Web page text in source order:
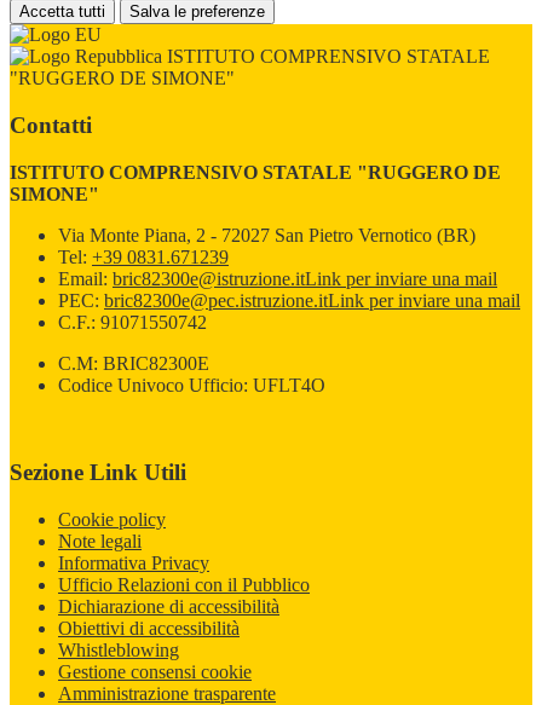
Accetta tutti Salva le preferenze
ISTITUTO COMPRENSIVO STATALE
"RUGGERO DE SIMONE"
Contatti
ISTITUTO COMPRENSIVO STATALE "RUGGERO DE
SIMONE"
Via Monte Piana, 2 - 72027 San Pietro Vernotico (BR)
Tel: +39 0831.671239
Email: bric82300e@istruzione.itLink per inviare una mail
PEC: bric82300e@pec.istruzione.itLink per inviare una mail
C.F.: 91071550742
C.M: BRIC82300E
Codice Univoco Ufficio: UFLT4O
Sezione Link Utili
Cookie policy
Note legali
Informativa Privacy
Ufficio Relazioni con il Pubblico
Dichiarazione di accessibilità
Obiettivi di accessibilità
Whistleblowing
Gestione consensi cookie
Amministrazione trasparente